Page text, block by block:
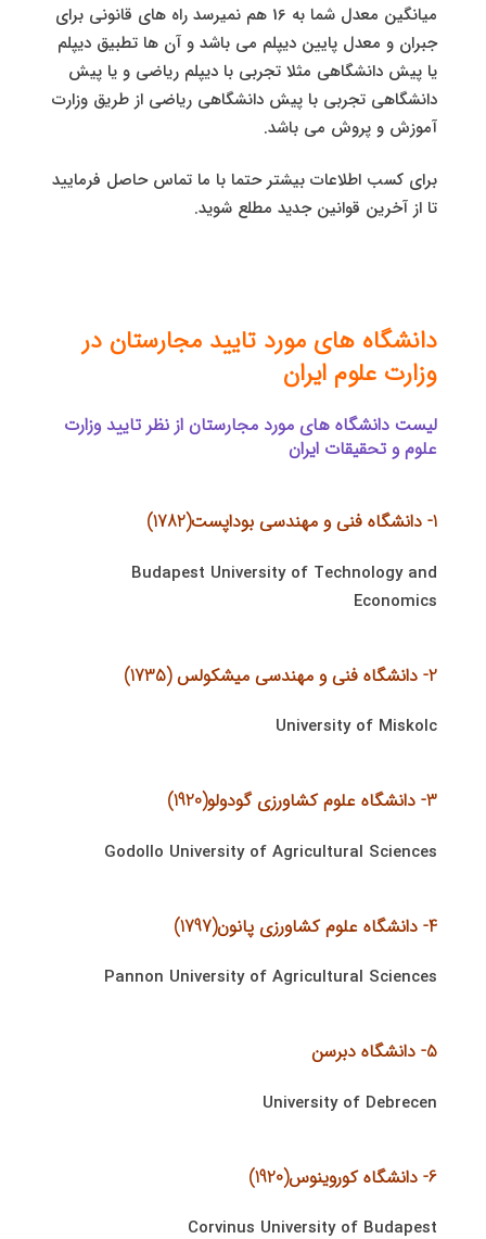
میانگین معدل شما به 16 هم نمیرسد راه های قانونی برای
جبران و معدل پایین دیپلم می باشد و آن ها تطبیق دیپلم
یا پیش دانشگاهی مثلا تجربی با دیپلم ریاضی و یا پیش
دانشگاهی تجربی با پیش دانشگاهی ریاضی از طریق وزارت
آموزش و پروش می باشد.
برای کسب اطلاعات بیشتر حتما با ما تماس حاصل فرمایید
تا از آخرین قوانین جدید مطلع شوید.
دانشگاه های مورد تایید مجارستان در
وزارت علوم ایران
لیست دانشگاه های مورد مجارستان از نظر تایید وزارت
علوم و تحقیقات ایران
1- دانشگاه فنی و مهندسی بوداپست(1782)
Budapest University of Technology and
Economics
2- دانشگاه فنی و مهندسی میشكولس (1735)
University of Miskolc
3- دانشگاه علوم كشاورزی گودولو(1920)
Godollo University of Agricultural Sciences
4- دانشگاه علوم كشاورزی پانون(1797)
Pannon University of Agricultural Sciences
5- دانشگاه دبرسن
University of Debrecen
6- دانشگاه كوروینوس(1920)
Corvinus University of Budapest